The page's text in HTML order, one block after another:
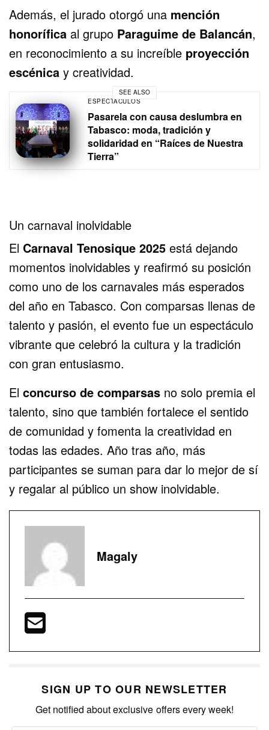
Además, el jurado otorgó una mención
honorífica al grupo Paraguime de Balancán,
en reconocimiento a su increíble proyección
escénica y creatividad.
SEE ALSO
ESPECTÁCULOS
Pasarela con causa deslumbra en
Tabasco: moda, tradición y
solidaridad en “Raíces de Nuestra
Tierra”
Un carnaval inolvidable
El Carnaval Tenosique 2025 está dejando
momentos inolvidables y reafirmó su posición
como uno de los carnavales más esperados
del año en Tabasco. Con comparsas llenas de
talento y pasión, el evento fue un espectáculo
vibrante que celebró la cultura y la tradición
con gran entusiasmo.
Elconcurso de comparsas no solo premia el
talento, sino que también fortalece el sentido
de comunidad y fomenta la creatividad en
todas las edades. Año tras año, más
participantes se suman para dar lo mejor de sí
y regalar al público un show inolvidable.
Magaly
SIGN UP TO OUR NEWSLETTER
Get notified about exclusive offers every week!